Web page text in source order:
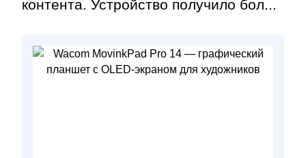
контента. Устройство получило бол...